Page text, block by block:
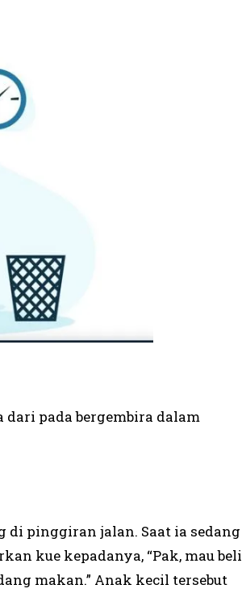
pada bergembira dalam
di pinggiran jalan. Saat ia sedang
kue kepadanya, “Pak, mau beli
makan.” Anak kecil tersebut